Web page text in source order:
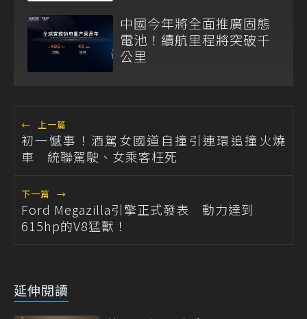
中國今年將全面推廣固態
電池！續航里程將突破千
公里
← 上一篇
初一憾事！酒駕女國道自撞引連環追撞火燒
車 統聯駕駛、女乘客枉死
下一篇 →
Ford Megazilla引擎正式發表 動力達到
615hp的V8猛獸！
延伸閱讀